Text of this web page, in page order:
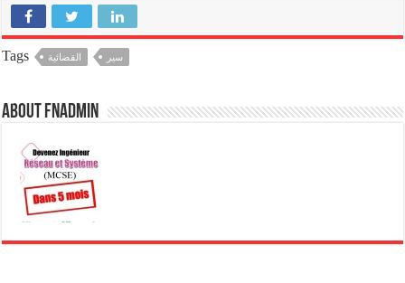
Tags القضائية سير
About fnadmin